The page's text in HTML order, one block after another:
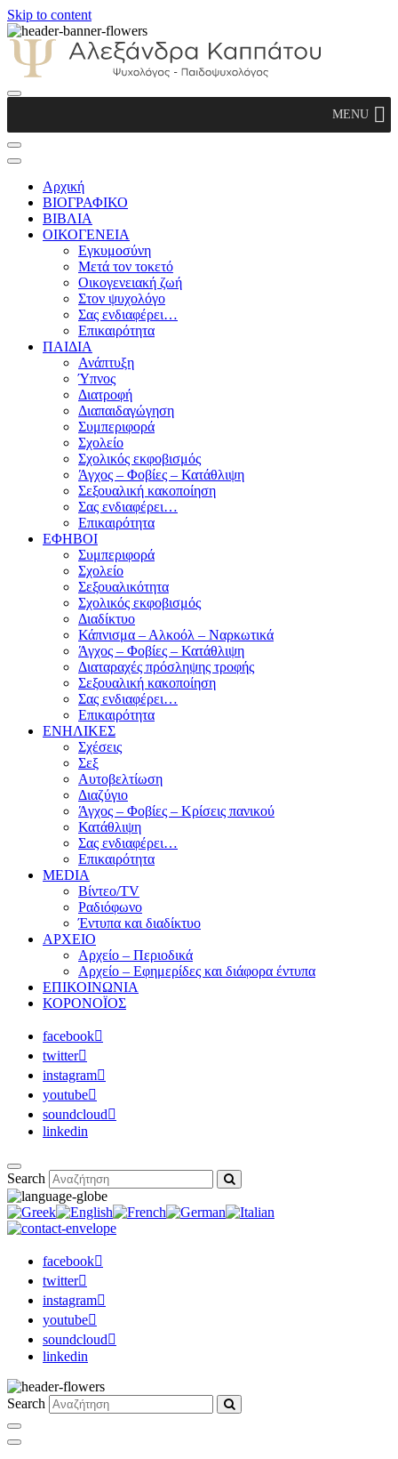
Skip to content
Παιδοψυχολόγος
MENU
Αρχική
ΒΙΟΓΡΑΦΙΚΟ
ΒΙΒΛΙΑ
ΟΙΚΟΓΕΝΕΙΑ
Εγκυμοσύνη
Μετά τον τοκετό
Οικογενειακή ζωή
Στον ψυχολόγο
Σας ενδιαφέρει…
Επικαιρότητα
ΠΑΙΔΙΑ
Ανάπτυξη
Ύπνος
Διατροφή
Διαπαιδαγώγηση
Συμπεριφορά
Σχολείο
Σχολικός εκφοβισμός
Άγχος – Φοβίες – Κατάθλιψη
Σεξουαλική κακοποίηση
Σας ενδιαφέρει…
Επικαιρότητα
ΕΦΗΒΟΙ
Συμπεριφορά
Σχολείο
Σεξουαλικότητα
Σχολικός εκφοβισμός
Διαδίκτυο
Κάπνισμα – Αλκοόλ – Ναρκωτικά
Άγχος – Φοβίες – Κατάθλιψη
Διαταραχές πρόσληψης τροφής
Σεξουαλική κακοποίηση
Σας ενδιαφέρει…
Επικαιρότητα
ΕΝΗΛΙΚΕΣ
Σχέσεις
Σεξ
Αυτοβελτίωση
Διαζύγιο
Άγχος – Φοβίες – Κρίσεις πανικού
Κατάθλιψη
Σας ενδιαφέρει…
Επικαιρότητα
MEDIA
Βίντεο/TV
Ραδιόφωνο
Έντυπα και διαδίκτυο
ΑΡΧΕΙΟ
Αρχείο – Περιοδικά
Αρχείο – Εφημερίδες και διάφορα έντυπα
ΕΠΙΚΟΙΝΩΝΙΑ
ΚΟΡΟΝΟΪΟΣ
facebook
twitter
instagram
youtube
soundcloud
linkedin
Search
facebook
twitter
instagram
youtube
soundcloud
linkedin
Search